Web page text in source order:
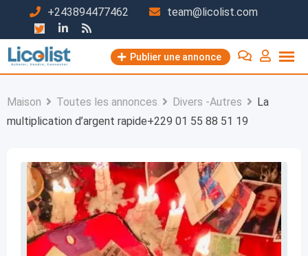
contenu
+243894477462 team@licolist.com
Publier une annonce
Maison Toutes les annonces Divers -Autres
La
multiplication d’argent rapide+229 01 55 88 51 19